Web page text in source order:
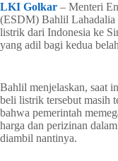
LKI Golkar – Menteri
(ESDM) Bahlil Lahadalia
listrik dari Indonesia ke
yang adil bagi kedua
Bahlil menjelaskan, saat
beli listrik tersebut masih
bahwa pemerintah
harga dan perizinan
diambil nantinya.